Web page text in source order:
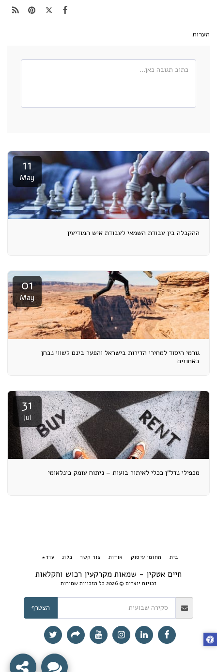
הערות
11
May
ההקבלה בין עבודת השמאי לעבודת איש המודיעין
01
May
גורמי היסוד למחירי הדירות בישראל והפער בינם לשווי נבחן
באחוזים
31
Jul
מכפילי נדל"ן ככלי לאיתור בועות – ניתוח עומק בינלאומי
חיים אטקין - שמאות מקרקעין רכוש וחקלאות
זכויות יוצרים © 2026 כל הזכויות שמורות
בית תחומי עיסוק אודות צור קשר בלוג עוד
הצטרף